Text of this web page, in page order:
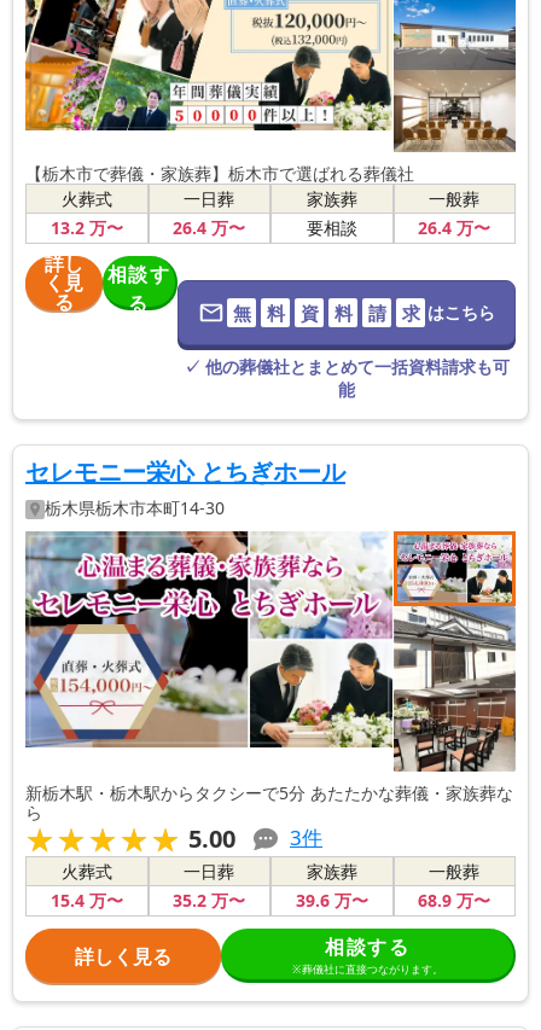
【栃木市で葬儀・家族葬】栃木市で選ばれる葬儀社
火葬式
13.2万〜
一日葬
26.4 万〜
家族葬
要相談
一般葬
26.4 万〜
詳し
く見
る
相談す
る
無 料 資 料 請 求 はこちら
✓ 他の葬儀社とまとめて一括資料請求も可
能
セレモニー栄心 とちぎホール
栃木県栃木市本町14-30
新栃木駅・栃木駅からタクシーで5分 あたたかな葬儀・家族葬な
ら
★★★★★
★★★★★ 5.00 3件
火葬式
15.4万〜
一日葬
35.2 万〜
家族葬
39.6万〜
一般葬
68.9 万〜
詳しく見る 相談する
※葬儀社に直接つながります。